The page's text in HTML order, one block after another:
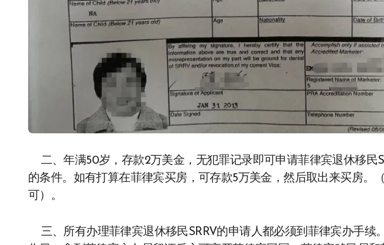
二、年满50岁，存款2万美金，无犯罪记录即可申请菲律宾退休移民
的条件。如有打算在菲律宾买房，可存款5万美金，然后取出来买房。
可）。
三、所有办理菲律宾退休移民SRRV的申请人都必须到菲律宾办手续